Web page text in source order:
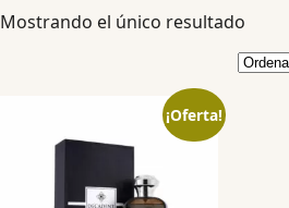
Mostrando el único resultado
¡Oferta!